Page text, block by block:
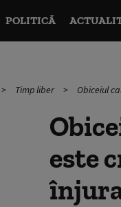
POLITICĂ
Timp liber Obiceiul
este